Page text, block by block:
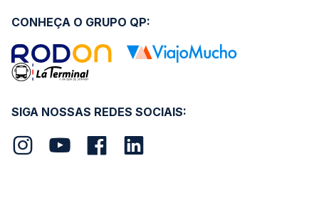
SIGA NOSSAS REDES SOCIAIS:
CONHEÇA O GRUPO QP: